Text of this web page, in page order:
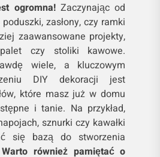
ogromna!Zaczynając od
zasłony, czy ramki
zaawansowane projekty,
czy stoliki kawowe.
wiele, a kluczowym
DIY dekoracji jest
które masz już w domu
i tanie. Na przykład,
sznurki czy kawałki
się bazą do stworzenia
Warto również pamiętać o